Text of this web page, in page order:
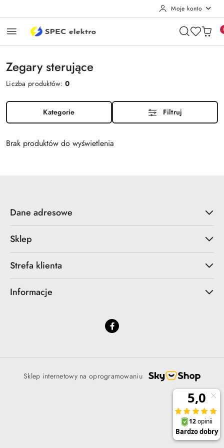
Moje konto
Zegary sterujące
Liczba produktów:0
Kategorie Filtruj
Brak produktów do wyświetlenia
Dane adresowe
Sklep
Strefa klienta
Informacje
Sklep internetowy na oprogramowaniu